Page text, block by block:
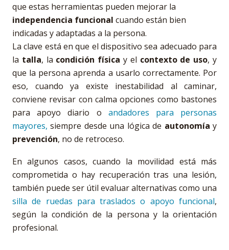
que estas herramientas pueden mejorar la
independencia funcional cuando están bien
indicadas y adaptadas a la persona.
La clave está en que el dispositivo sea adecuado para
la talla, la condición física y el contexto de uso, y
que la persona aprenda a usarlo correctamente. Por
eso, cuando ya existe inestabilidad al caminar,
conviene revisar con calma opciones como bastones
para apoyo diario o andadores para personas
mayores, siempre desde una lógica de autonomía y
prevención, no de retroceso.
En algunos casos, cuando la movilidad está más
comprometida o hay recuperación tras una lesión,
también puede ser útil evaluar alternativas como una
silla de ruedas para traslados o apoyo funcional,
según la condición de la persona y la orientación
profesional.